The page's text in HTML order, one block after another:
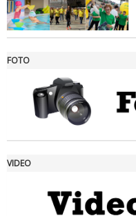
Ddl Lobby, Uisp: “Il
FOTO
VIDEO